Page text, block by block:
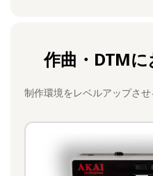
作曲・DTM
制作環境をレベルアップさせ